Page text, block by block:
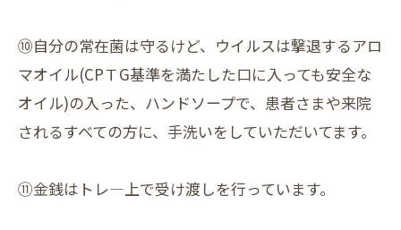
⑩自分の常在菌は守るけど、ウイルスは撃退するアロ
マオイル(CPＴG基準を満たした口に入っても安全な
オイル)の入った、ハンドソープで、患者さまや来院
されるすべての方に、手洗いをしていただいてます。
⑪金銭はトレ―上で受け渡しを行っています。